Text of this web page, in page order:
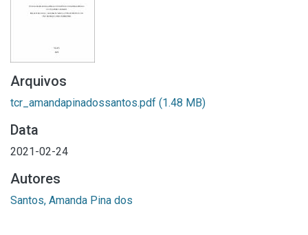
Arquivos
tcr_amandapinadossantos.pdf (1.48 MB)
Data
2021-02-24
Autores
Santos, Amanda Pina dos